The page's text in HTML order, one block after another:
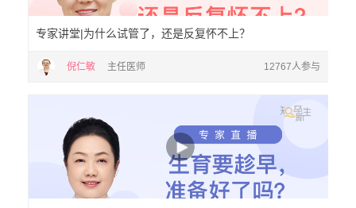
专家讲堂|为什么试管了，还是反复怀不上？
倪仁敏 主任医师 12767人参与